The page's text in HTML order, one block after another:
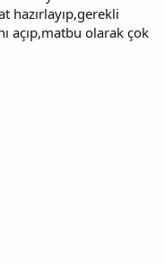
hazırlayıp,gerekli
açıp,matbu olarak çok